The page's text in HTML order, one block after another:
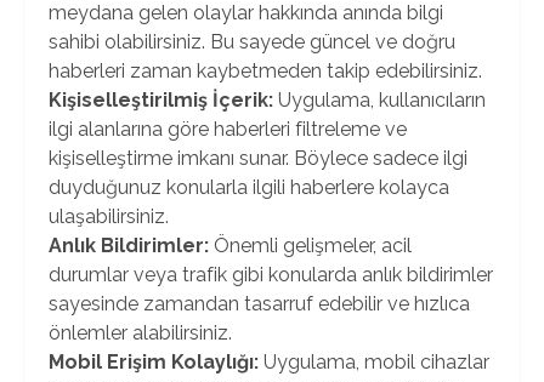
meydana gelen olaylar hakkında anında bilgi
sahibi olabilirsiniz. Bu sayede güncel ve doğru
haberleri zaman kaybetmeden takip edebilirsiniz.
Kişiselleştirilmiş İçerik: Uygulama, kullanıcıların
ilgi alanlarına göre haberleri filtreleme ve
kişiselleştirme imkanı sunar. Böylece sadece ilgi
duyduğunuz konularla ilgili haberlere kolayca
ulaşabilirsiniz.
Anlık Bildirimler: Önemli gelişmeler, acil
durumlar veya trafik gibi konularda anlık bildirimler
sayesinde zamandan tasarruf edebilir ve hızlıca
önlemler alabilirsiniz.
Mobil Erişim Kolaylığı: Uygulama, mobil cihazlar